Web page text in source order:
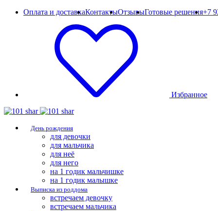
Оплата и доставкаКонтактыОтзывыГотовые решения+7
Избранное
День рождения
для девочки
для мальчика
для неё
для него
на 1 годик мальчишке
на 1 годик малышке
Выписка из роддома
встречаем девочку
встречаем мальчика